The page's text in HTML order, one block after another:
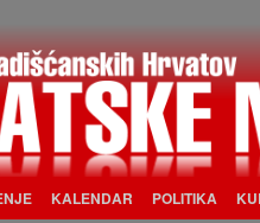
KALENDAR POLITIKA